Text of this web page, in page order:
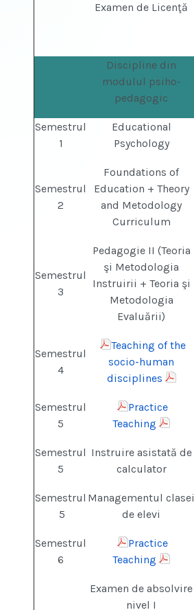
Examen de Licenţă
Discipline din
modulul psiho-
pedagogic
Semestrul
1
Educational
Psychology
Semestrul
2
Foundations of
Education + Theory
and Metodology
Curriculum
Semestrul
3
Pedagogie II (Teoria
şi Metodologia
Instruirii + Teoria şi
Metodologia
Evaluării)
Semestrul
4
Teaching of the
socio-human
disciplines
Semestrul
5
Practice
Teaching
Semestrul
5
Instruire asistată de
calculator
Semestrul
5
Managementul clasei
de elevi
Semestrul
6
Practice
Teaching
Examen de absolvire
nivel I